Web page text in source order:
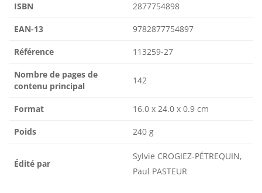
ISBN 2877754898
EAN-13 9782877754897
Référence 113259-27
Nombre de pages de
contenu principal
142
Format 16.0 x 24.0 x 0.9 cm
Poids 240 g
Édité par
Sylvie CROGIEZ-PÉTREQUIN,
Paul PASTEUR